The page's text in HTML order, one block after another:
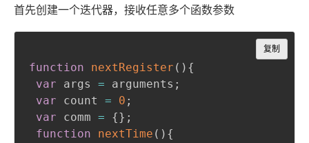
首先创建一个迭代器，接收任意多个函数参数
function nextRegister ( ) {
var args = arguments ;
var count = 0 ;
var comm = {} ;
function
nextTime ( ) {
复制
Copy